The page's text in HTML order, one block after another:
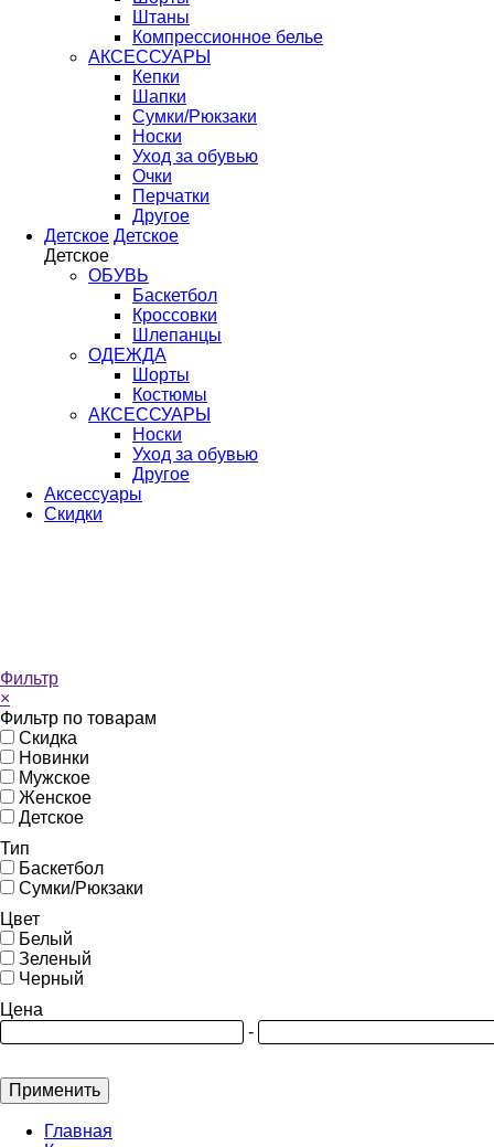
Штаны
Компрессионное белье
АКСЕССУАРЫ
Кепки
Шапки
Сумки/Рюкзаки
Носки
Уход за обувью
Очки
Перчатки
Другое
Детское Детское
Детское
ОБУВЬ
Баскетбол
Кроссовки
Шлепанцы
ОДЕЖДА
Шорты
Костюмы
АКСЕССУАРЫ
Носки
Уход за обувью
Другое
Аксессуары
Скидки
Фильтр
×
Фильтр по товарам
Скидка
Новинки
Мужское
Женское
Детское
Тип
Баскетбол
Сумки/Рюкзаки
Цвет
Белый
Зеленый
Черный
Цена
-
Применить
Главная